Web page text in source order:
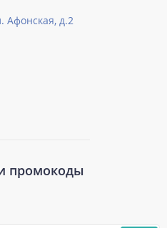
Афонская, д.2
промокоды